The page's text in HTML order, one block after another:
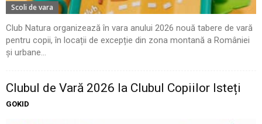
Scoli de vara
Club Natura organizează în vara anului 2026 nouă tabere de vară
pentru copii, în locații de excepție din zona montană a României
și urbane...
Clubul de Vară 2026 la Clubul Copiilor Isteți
GOKID